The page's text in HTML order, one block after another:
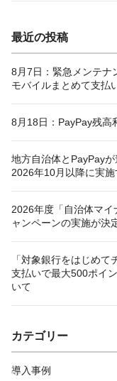
最近の投稿
8月7日：緊急メンテナ
モバイルまとめて支払
8月18日：PayPay残高
地方自治体とPayPayが
2026年10月以降に実施
2026年度「自治体マ
ャンペーンの実施が決
「対象銀行をはじめ
支払いで最大500ポイ
いて
カテゴリー
導入事例